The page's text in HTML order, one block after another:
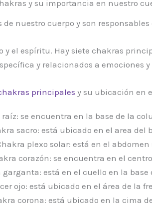
y su importancia en nuestro
nuestro cuerpo y son
el espíritu. Hay siete chakras
y relacionados a emociones
principales y su ubicación en
se encuentra en la base de la
sacro: está ubicado en el area del
plexo solar: está en el abdomen
corazón: se encuentra en el
garganta: está en el cuello en la base
ojo: está ubicado en el área de la
corona: está ubicado en la cima